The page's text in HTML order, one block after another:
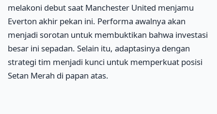
melakoni debut saat Manchester United menjamu
Everton akhir pekan ini. Performa awalnya akan
menjadi sorotan untuk membuktikan bahwa investasi
besar ini sepadan. Selain itu, adaptasinya dengan
strategi tim menjadi kunci untuk memperkuat posisi
Setan Merah di papan atas.